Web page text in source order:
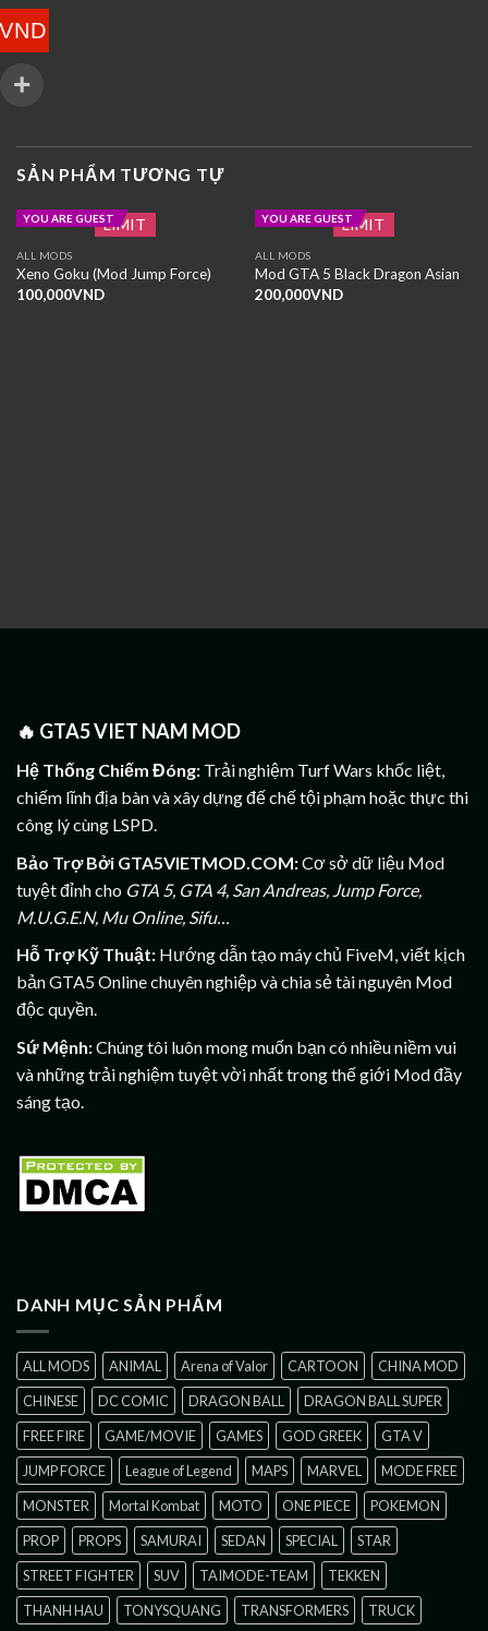
SẢN PHẨM TƯƠNG TỰ
LIMIT
YOU ARE GUEST
ALL MODS
Xeno Goku (Mod Jump Force)
100,000VND
LIMIT
YOU ARE GUEST
ALL MODS
Mod GTA 5 Black Dragon Asian
200,000VND
🔥 GTA5 VIET NAM MOD
Hệ Thống Chiếm Đóng: Trải nghiệm Turf Wars khốc liệt,
chiếm lĩnh địa bàn và xây dựng đế chế tội phạm hoặc thực thi
công lý cùng LSPD.
Bảo Trợ Bởi GTA5VIETMOD.COM:Cơ sở dữ liệu Mod
tuyệt đỉnh cho GTA 5, GTA 4, San Andreas, Jump Force,
M.U.G.E.N, Mu Online, Sifu…
Hỗ Trợ Kỹ Thuật: Hướng dẫn tạo máy chủ FiveM, viết kịch
bản GTA5 Online chuyên nghiệp và chia sẻ tài nguyên Mod
độc quyền.
Sứ Mệnh:Chúng tôi luôn mong muốn bạn có nhiều niềm vui
và những trải nghiệm tuyệt vời nhất trong thế giới Mod đầy
sáng tạo.
DANH MỤC SẢN PHẨM
ALL MODS ANIMAL Arena of Valor CARTOON
CHINA MOD
CHINESE
DC COMIC DRAGON BALL
DRAGON BALL SUPER
FREE FIRE
GAME/MOVIE GAMES GOD GREEK
GTA V
JUMP FORCE
League of Legend MAPS MARVEL
MODE FREE
MONSTER
Mortal Kombat MOTO ONE PIECE
POKEMON
PROP
PROPS SAMURAI SEDAN SPECIAL
STAR
STREET FIGHTER
SUV TAIMODE-TEAM
TEKKEN
THANH HAU
TONYSQUANG TRANSFORMERS TRUCK
VND